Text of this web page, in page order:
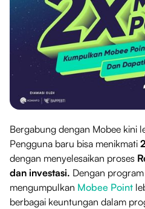
Bergabung dengan Mobee kini
Pengguna baru bisa menikmati
dengan menyelesaikan proses
dan investasi. Dengan
mengumpulkan Mobee Point
berbagai keuntungan dalam